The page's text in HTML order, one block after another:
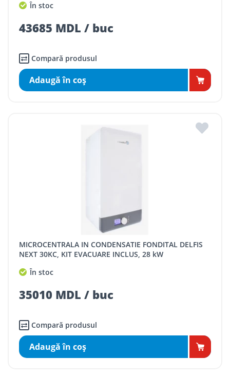
În stoc
43685 MDL / buc
Compară produsul
Adaugă în coş
MICROCENTRALA IN CONDENSATIE FONDITAL DELFIS
NEXT 30KC, KIT EVACUARE INCLUS, 28 kW
În stoc
35010 MDL / buc
Compară produsul
Adaugă în coş